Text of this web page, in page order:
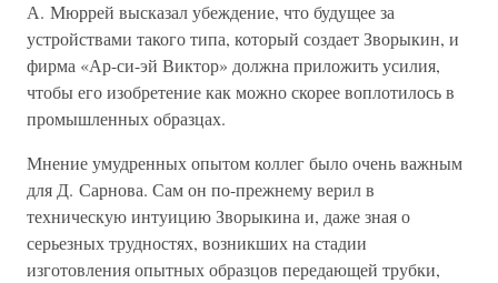
А. Мюррей высказал убеждение, что будущее за
устройствами такого типа, который создает Зворыкин, и
фирма «Ар-си-эй Виктор» должна приложить усилия,
чтобы его изобретение как можно скорее воплотилось в
промышленных образцах.
Мнение умудренных опытом коллег было очень важным
для Д. Сарнова. Сам он по-прежнему верил в
техническую интуицию Зворыкина и, даже зная о
серьезных трудностях, возникших на стадии
изготовления опытных образцов передающей трубки,